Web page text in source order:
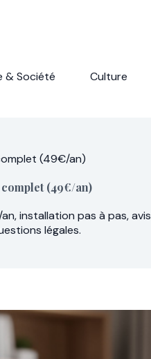
& Société Culture
(49€/an)
(49€/an)
installation pas à pas, avis
légales.